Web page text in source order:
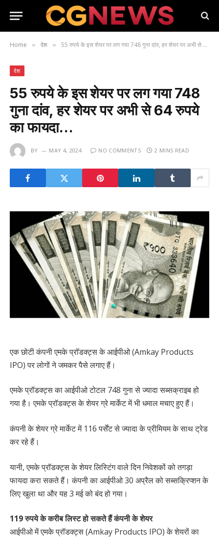
Home » देश » 55 रुपये के इस शेयर पर लग गया 748 गुना दांव, हर शेयर पर अभी से 64 रुपये का फायदा…
देश
55 रुपये के इस शेयर पर लग गया 748
गुना दांव, हर शेयर पर अभी से 64 रुपये
का फायदा…
BY MAY 4, 2024 NO COMMENTS 2 MINS READ
एक छोटी कंपनी एमके प्रॉडक्ट्स के आईपीओ (Amkay Products
IPO) पर लोगों ने जमकर पैसे लगाए हैं।
एमके प्रॉडक्ट्स का आईपीओ टोटल 748 गुना से ज्यादा सब्सक्राइब हो
गया है। एमके प्रॉडक्ट्स के शेयर ग्रे मार्केट में भी धमाल मचाए हुए हैं।
कंपनी के शेयर ग्रे मार्केट में 116 पर्सेंट से ज्यादा के प्रीमियम के साथ ट्रेड
कर रहे हैं।
यानी, एमके प्रॉडक्ट्स के शेयर लिस्टिंग वाले दिन निवेशकों को तगड़ा
फायदा करा सकते हैं। कंपनी का आईपीओ 30 अप्रैल को सब्सक्रिप्शन के
लिए खुला था और यह 3 मई को बंद हो गया।
119 रुपये के करीब लिस्ट हो सकते हैं कंपनी के शेयर
आईपीओ में एमके प्रॉडक्ट्स (Amkay Products IPO) के शेयरों का